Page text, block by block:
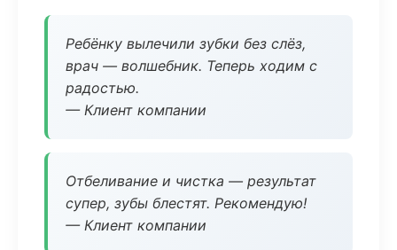
Ребёнку вылечили зубки без слёз,
врач — волшебник. Теперь ходим с
радостью.
— Клиент компании
Отбеливание и чистка — результат
супер, зубы блестят. Рекомендую!
— Клиент компании